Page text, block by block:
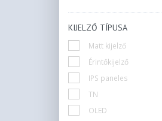
KIJELZŐ TÍPUSA
Matt kijelző
Érintőkijelző
IPS paneles
TN
OLED